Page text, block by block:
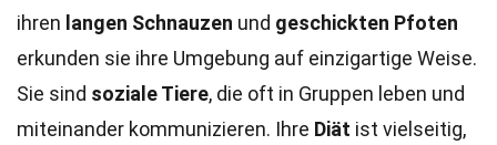
ihren langen Schnauzen und geschickten Pfoten
erkunden sie ihre Umgebung auf einzigartige Weise.
Sie sind soziale Tiere, die oft in Gruppen leben und
miteinander kommunizieren. Ihre Diät ist vielseitig,